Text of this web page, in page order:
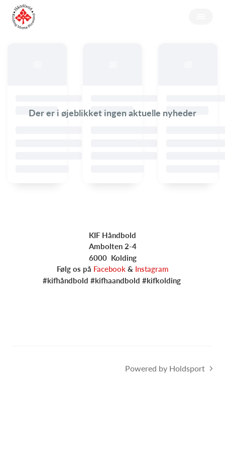
Der er i øjeblikket ingen aktuelle nyheder
KIF Håndbold
Ambolten 2-4
6000 Kolding
Følg os på Facebook & Instagram
#kifhåndbold #kifhaandbold #kifkolding
Powered by Holdsport